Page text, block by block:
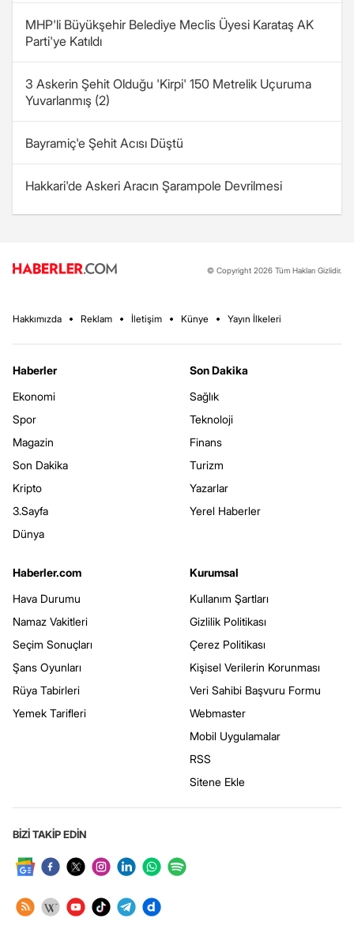
MHP'li Büyükşehir Belediye Meclis Üyesi Karataş AK
Parti'ye Katıldı
3 Askerin Şehit Olduğu 'Kirpi' 150 Metrelik Uçuruma
Yuvarlanmış (2)
Bayramiç'e Şehit Acısı Düştü
Hakkari'de Askeri Aracın Şarampole Devrilmesi
© Copyright 2026 Tüm Hakları Gizlidir.
Hakkımızda Reklam İletişim Künye Yayın İlkeleri
Haberler
Ekonomi
Spor
Magazin
Son Dakika
Kripto
3.Sayfa
Dünya
Son Dakika
Sağlık
Teknoloji
Finans
Turizm
Yazarlar
Yerel Haberler
Haberler.com
Hava Durumu
Namaz Vakitleri
Seçim Sonuçları
Şans Oyunları
Rüya Tabirleri
Yemek Tarifleri
Kurumsal
Kullanım Şartları
Gizlilik Politikası
Çerez Politikası
Kişisel Verilerin Korunması
Veri Sahibi Başvuru Formu
Webmaster
Mobil Uygulamalar
RSS
Sitene Ekle
BİZİ TAKİP EDİN